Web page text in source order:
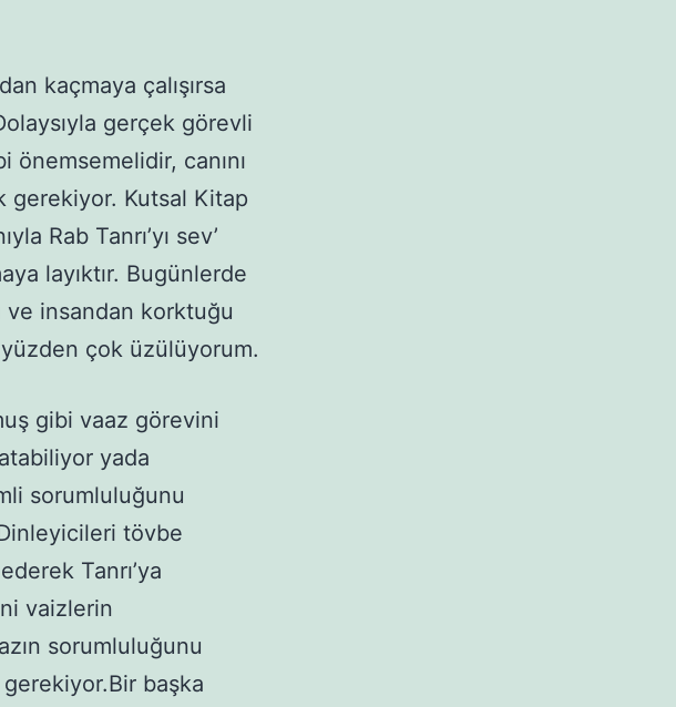
kaçmaya çalışırsa
gerçek görevli
canını
gerekiyor. Kutsal Kitap
Rab Tanrı’yı sev’
layıktır. Bugünlerde
ve insandan korktuğu
çok üzülüyorum.
gibi vaaz görevini
yada
sorumluluğunu
tövbe
Tanrı’ya
vaizlerin
sorumluluğunu
başka